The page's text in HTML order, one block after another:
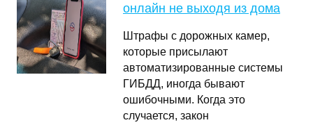
онлайн не выходя из дома
Штрафы с дорожных камер,
которые присылают
автоматизированные системы
ГИБДД, иногда бывают
ошибочными. Когда это
случается, закон